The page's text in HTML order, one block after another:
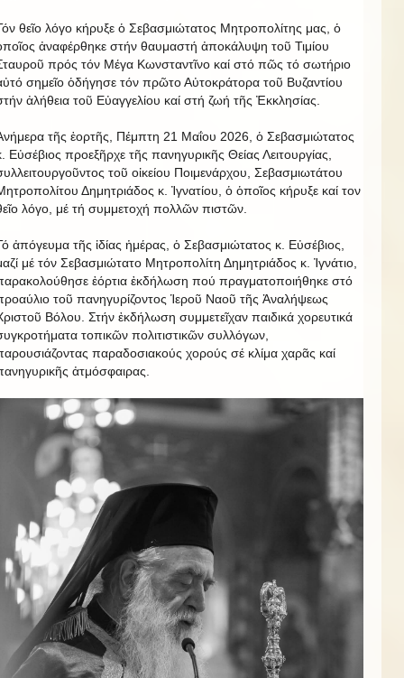
θεῖο λόγο κήρυξε ὁ Σεβασμιώτατος Μητροπολίτης μας, ὁ
ἀναφέρθηκε στήν θαυμαστή ἀποκάλυψη τοῦ Τιμίου
πρός τόν Μέγα Κωνσταντῖνο καί στό πῶς τό σωτήριο
σημεῖο ὁδήγησε τόν πρῶτο Αὐτοκράτορα τοῦ Βυζαντίου
ἀλήθεια τοῦ Εὐαγγελίου καί στή ζωή τῆς Ἐκκλησίας.
τῆς ἑορτῆς, Πέμπτη 21 Μαΐου 2026, ὁ Σεβασμιώτατος
Εὐσέβιος προεξῆρχε τῆς πανηγυρικῆς Θείας Λειτουργίας,
τοῦ οἰκείου Ποιμενάρχου, Σεβασμιωτάτου
Δημητριάδος κ. Ἰγνατίου, ὁ ὁποῖος κήρυξε καί τον
λόγο, μέ τή συμμετοχή πολλῶν πιστῶν.
ἀπόγευμα τῆς ἰδίας ἡμέρας, ὁ Σεβασμιώτατος κ. Εὐσέβιος,
μέ τόν Σεβασμιώτατο Μητροπολίτη Δημητριάδος κ. Ἰγνάτιο,
ἐόρτια ἐκδήλωση πού πραγματοποιήθηκε στό
τοῦ πανηγυρίζοντος Ἱεροῦ Ναοῦ τῆς Ἀναλήψεως
Βόλου. Στήν ἐκδήλωση συμμετεῖχαν παιδικά χορευτικά
τοπικῶν πολιτιστικῶν συλλόγων,
παραδοσιακούς χορούς σέ κλίμα χαρᾶς καί
ἀτμόσφαιρας.